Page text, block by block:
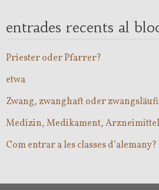
entrades recents al
Priester oder Pfarrer?
etwa
Zwang, zwanghaft oder
Medizin, Medikament,
Com entrar a les classes d’alemany?